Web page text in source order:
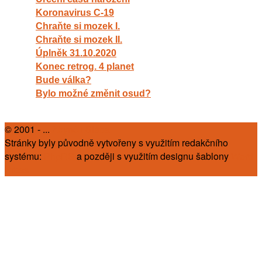
Koronavirus C-19
Chraňte si mozek I.
Chraňte si mozek II.
Úplněk 31.10.2020
Konec retrog. 4 planet
Bude válka?
Bylo možné změnit osud?
© 2001 - ...
Stránky byly původně vytvořeny s využitím redakčního
systému:
a později s využitím designu šablony